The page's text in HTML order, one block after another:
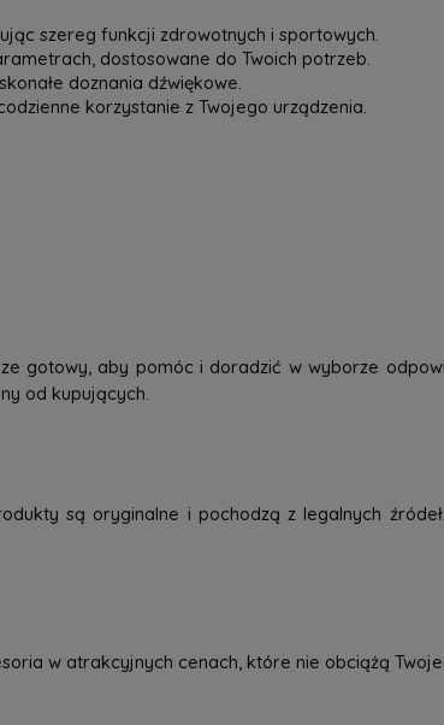
szereg funkcji zdrowotnych i sportowych.
dostosowane do Twoich potrzeb.
doznania dźwiękowe.
korzystanie z Twojego urządzenia.
gotowy, aby pomóc i doradzić w wyborze
od kupujących.
są oryginalne i pochodzą z legalnych
w atrakcyjnych cenach, które nie obciążą